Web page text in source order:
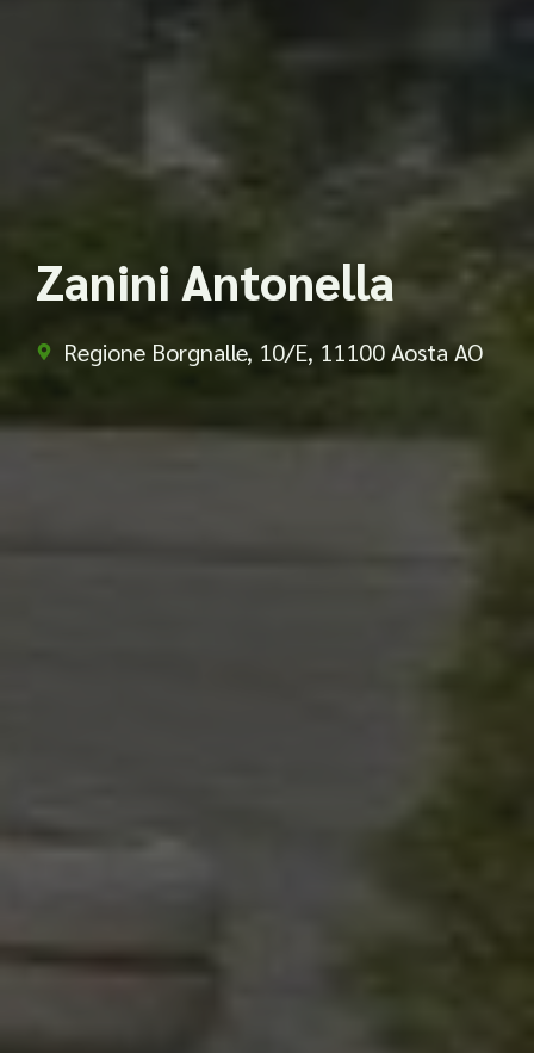
Zanini Antonella
Regione Borgnalle, 10/E, 11100 Aosta AO